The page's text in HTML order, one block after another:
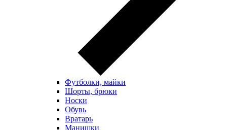
Футболки, майки
Шорты, брюки
Носки
Обувь
Вратарь
Манишки